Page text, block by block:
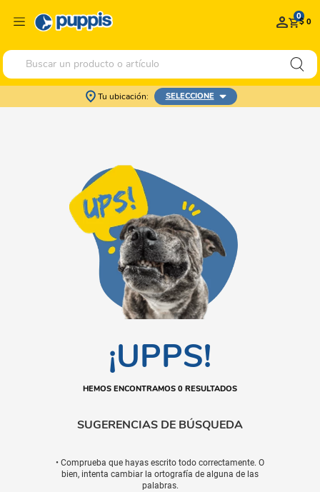
0$ 0
Buscar un producto o artículo
Tu ubicación: SELECCIONE
¡UPPS!
HEMOS ENCONTRAMOS 0 RESULTADOS
SUGERENCIAS DE BÚSQUEDA
• Comprueba que hayas escrito todo correctamente. O
bien, intenta cambiar la ortografía de alguna de las
palabras.